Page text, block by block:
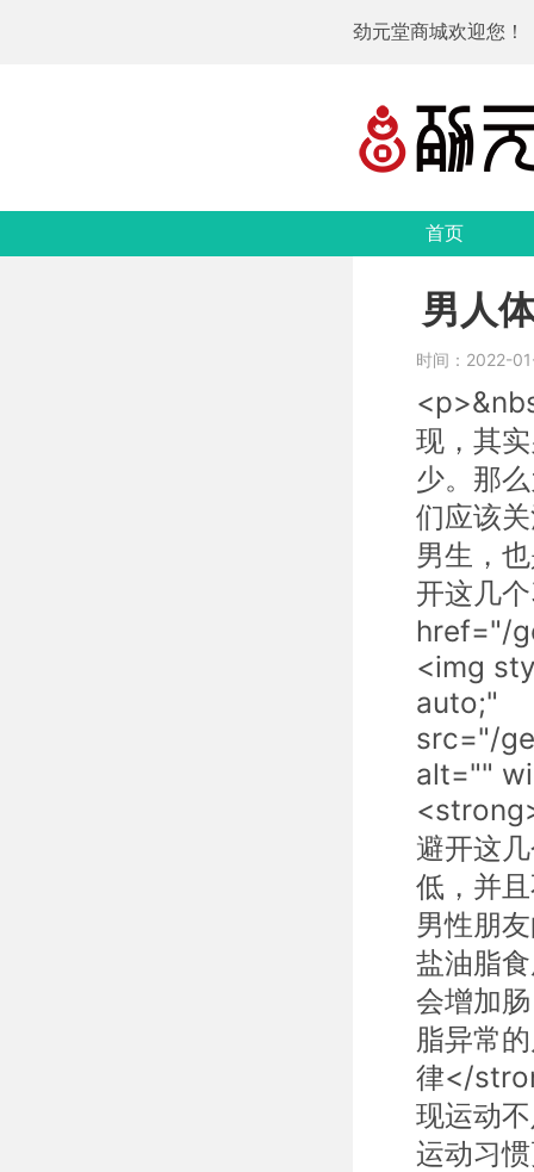
劲元堂商城欢迎您！
首页
男人
时间：2022-
现，其
少。那
们应该
男生，
开这几
href="/
<img
auto;"
src="/
alt=""
避开这
低，并
男性朋
盐油脂
会增加
脂异常
律</
现运动
运动习